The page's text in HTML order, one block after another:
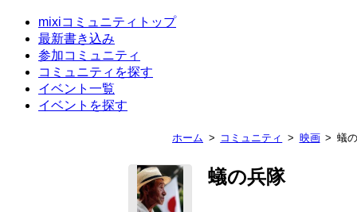
mixiコミュニティトップ
最新書き込み
参加コミュニティ
コミュニティを探す
イベント一覧
イベントを探す
ホーム コミュニティ 映画 蟻
蟻の兵隊